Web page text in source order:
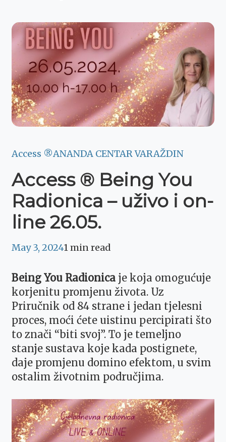
Access ®ANANDA CENTAR VARAŽDIN
Access ® Being You
Radionica – uživo i on-
line 26.05.
May 3, 20241 min read
Being You Radionica je koja omogućuje
korjenitu promjenu života. Uz
Priručnik od 84 strane i jedan tjelesni
proces, moći ćete uistinu percipirati što
to znači “biti svoj”. To je temeljno
stanje sustava koje kada postignete,
daje promjenu domino efektom, u svim
ostalim životnim područjima.